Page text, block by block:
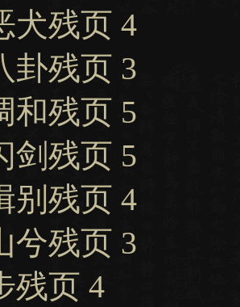
犬残页 4
卦残页 3
和残页 5
剑残页 5
别残页 4
兮残页 3
残页 4